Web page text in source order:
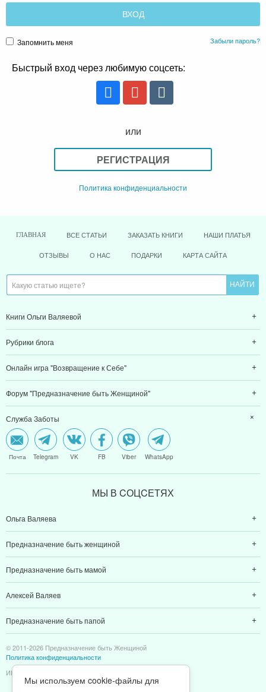
Запомнить меня Забыли пароль?
Быстрый вход через любимую соцсеть:
или
РЕГИСТРАЦИЯ
Политика конфиденциальности
ГЛАВНАЯ ВСЕ СТАТЬИ ЗАКАЗАТЬ КНИГИ НАШИ ПЛАТЬЯ
ОТЗЫВЫ О НАС ПОДАРКИ КАРТА САЙТА
Книги Ольги Валяевой
Рубрики блога
Онлайн игра "Возвращение к Себе"
Форум "Предназначение быть Женщиной"
Служба Заботы
Почта Telegram VK FB Viber WhatsApp
МЫ В CОЦCЕТЯХ
Ольга Валяева
Предназначение быть женщиной
Предназначение быть мамой
Алексей Валяев
Предназначение быть папой
© 2011-2026 Предназначение быть Женщиной
Политика конфиденциальности
ИП Валяев А. В. | ИНН 380111808709
Мы используем cookie-файлы для